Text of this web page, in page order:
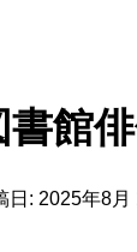
書館
日: 2025年8月